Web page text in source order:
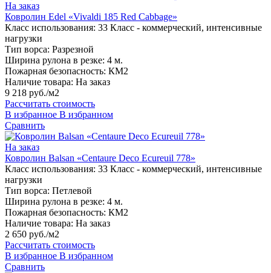
На заказ
Ковролин Edel «Vivaldi 185 Red Cabbage»
Класс использования: 33 Класс - коммерческий, интенсивные
нагрузки
Тип ворса: Разрезной
Ширина рулона в резке: 4 м.
Пожарная безопасность: КМ2
Наличие товара: На заказ
9 218 руб./м2
Рассчитать стоимость
В избранное В избранном
Сравнить
На заказ
Ковролин Balsan «Centaure Deco Ecureuil 778»
Класс использования: 33 Класс - коммерческий, интенсивные
нагрузки
Тип ворса: Петлевой
Ширина рулона в резке: 4 м.
Пожарная безопасность: КМ2
Наличие товара: На заказ
2 650 руб./м2
Рассчитать стоимость
В избранное В избранном
Сравнить